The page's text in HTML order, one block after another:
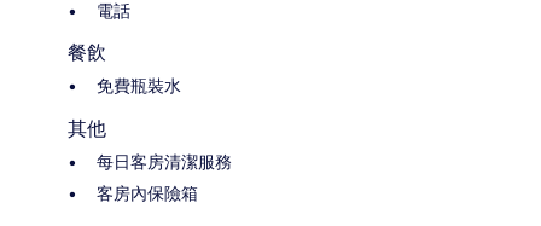
電話
餐飲
免費瓶裝水
其他
每日客房清潔服務
客房內保險箱